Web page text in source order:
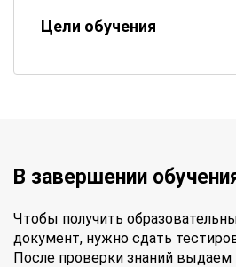
Цели обучения
В завершении
Чтобы получить
документ, нужно сдать
После проверки знаний выдаем